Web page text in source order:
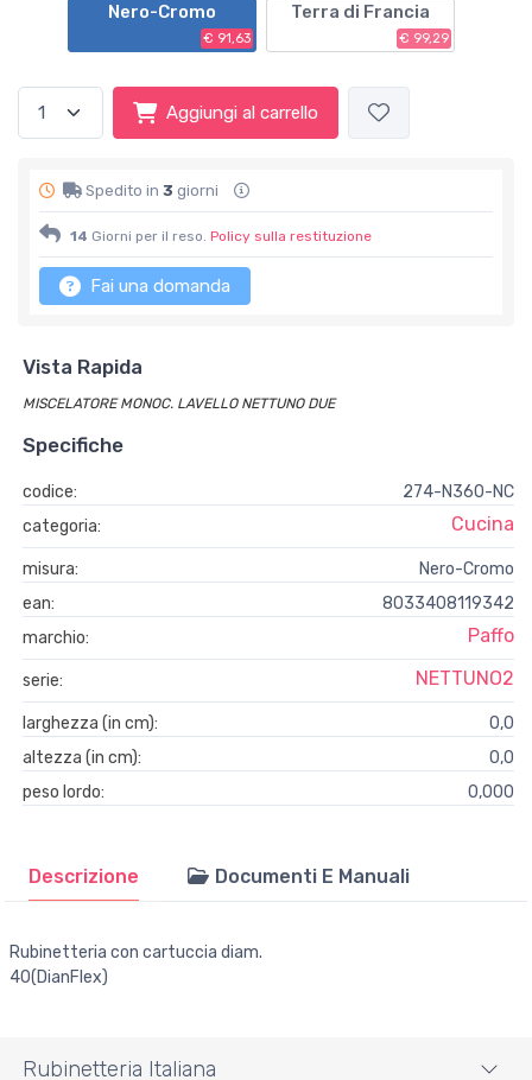
Nero-Cromo
€ 91,63
Terra di Francia
€ 99,29
Aggiungi al carrello
Spedito in 3 giorni
14 Giorni per il reso. Policy sulla restituzione
Fai una domanda
Vista Rapida
MISCELATORE MONOC. LAVELLO NETTUNO DUE
Specifiche
codice:
274-N360-NC
categoria:
Cucina
misura:
Nero-Cromo
ean:
8033408119342
marchio:
Paffo
serie: NETTUNO2
larghezza (in cm):
0,0
altezza (in cm):
0,0
peso lordo:
0,000
Descrizione Documenti E Manuali
Rubinetteria con cartuccia diam.
40(DianFlex)
Rubinetteria Italiana